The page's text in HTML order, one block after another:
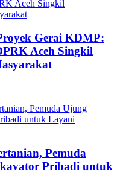
Gerai KDMP:
Aceh Singkil
Pemuda
Pribadi untuk